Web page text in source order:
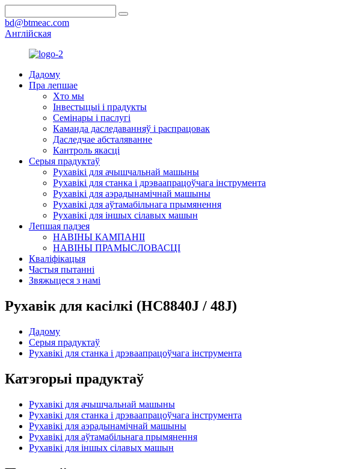
bd@btmeac.com
Англійская
Дадому
Пра лепшае
Хто мы
Інвестыцыі і прадукты
Семінары і паслугі
Каманда даследаванняў і распрацовак
Даследчае абсталяванне
Кантроль якасці
Серыя прадуктаў
Рухавікі для ачышчальнай машыны
Рухавікі для станка і дрэваапрацоўчага інструмента
Рухавікі для аэрадынамічнай машыны
Рухавікі для аўтамабільнага прымянення
Рухавікі для іншых сілавых машын
Лепшая падзея
НАВІНЫ КАМПАНІІ
НАВІНЫ ПРАМЫСЛОВАСЦІ
Кваліфікацыя
Частыя пытанні
Звяжыцеся з намі
Рухавік для касілкі (HC8840J / 48J)
Дадому
Серыя прадуктаў
Рухавікі для станка і дрэваапрацоўчага інструмента
Катэгорыі прадуктаў
Рухавікі для ачышчальнай машыны
Рухавікі для станка і дрэваапрацоўчага інструмента
Рухавікі для аэрадынамічнай машыны
Рухавікі для аўтамабільнага прымянення
Рухавікі для іншых сілавых машын